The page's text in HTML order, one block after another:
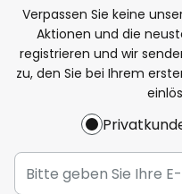
Verpassen Sie keine
Aktionen und die
registrieren und wir
zu, den Sie bei Ihrem